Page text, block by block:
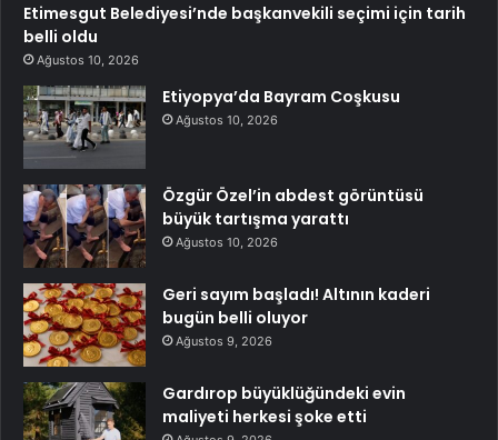
Etimesgut Belediyesi’nde başkanvekili seçimi için tarih
belli oldu
Ağustos 10, 2026
Etiyopya’da Bayram Coşkusu
Ağustos 10, 2026
Özgür Özel’in abdest görüntüsü
büyük tartışma yarattı
Ağustos 10, 2026
Geri sayım başladı! Altının kaderi
bugün belli oluyor
Ağustos 9, 2026
Gardırop büyüklüğündeki evin
maliyeti herkesi şoke etti